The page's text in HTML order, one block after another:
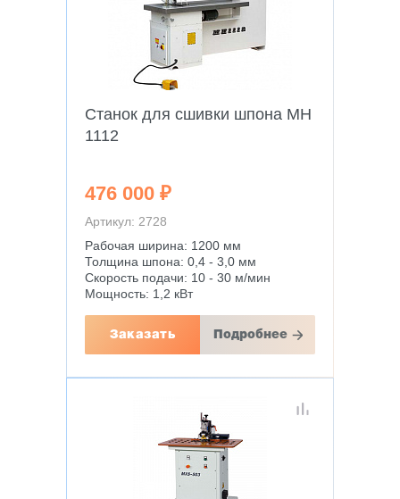
Станок для сшивки шпона MH
1112
476 000 ₽
Артикул: 2728
Рабочая ширина: 1200 мм
Толщина шпона: 0,4 - 3,0 мм
Скорость подачи: 10 - 30 м/мин
Мощность: 1,2 кВт
Заказать Подробнее